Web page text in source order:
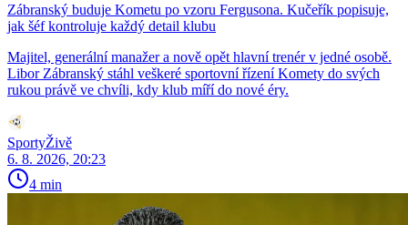
Zábranský buduje Kometu po vzoru Fergusona. Kučeřík popisuje,
jak šéf kontroluje každý detail klubu
Majitel, generální manažer a nově opět hlavní trenér v jedné osobě.
Libor Zábranský stáhl veškeré sportovní řízení Komety do svých
rukou právě ve chvíli, kdy klub míří do nové éry.
SportyŽivě
6. 8. 2026, 20:23
4 min